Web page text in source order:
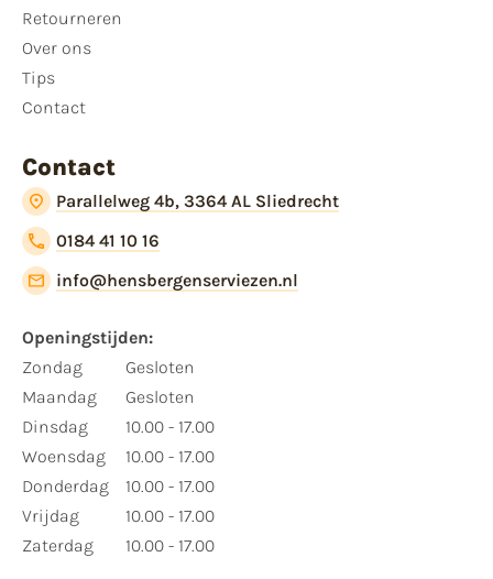
Retourneren
Over ons
Tips
Contact
Contact
Parallelweg 4b, 3364 AL Sliedrecht
0184 41 10 16
info@hensbergenserviezen.nl
Openingstijden:
Zondag
Maandag
Dinsdag
Woensdag
Donderdag
Vrijdag
Zaterdag
Gesloten
Gesloten
10.00 - 17.00
10.00 - 17.00
10.00 - 17.00
10.00 - 17.00
10.00 - 17.00